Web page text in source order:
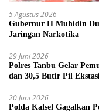
5 Agustus 2026
Gubernur H Muhidin
Jaringan Narkotika
29 Juni 2026
Polres Tanbu Gelar
dan 30,5 Butir Pil Ekstasi
20 Juni 2026
Polda Kalsel Gagalkan